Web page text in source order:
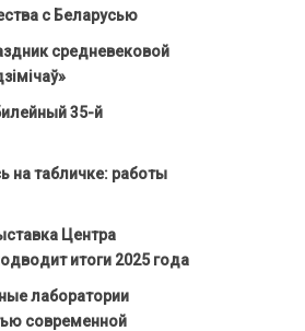
с Беларусью
средневековой
35-й
на табличке: работы
Центра
итоги 2025 года
лаборатории
современной